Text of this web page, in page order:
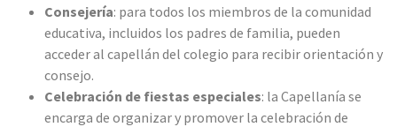
Consejería: para todos los miembros de la comunidad
educativa, incluidos los padres de familia, pueden
acceder al capellán del colegio para recibir orientación y
consejo.
Celebración de fiestas especiales: la Capellanía se
encarga de organizar y promover la celebración de